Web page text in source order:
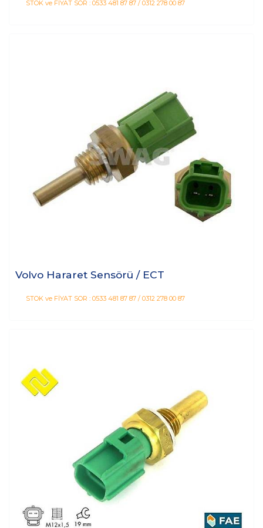
STOK ve FİYAT SOR : 0533 481 87 87 / 0312 278 00 87
Volvo Hararet Sensörü / ECT
STOK ve FİYAT SOR : 0533 481 87 87 / 0312 278 00 87